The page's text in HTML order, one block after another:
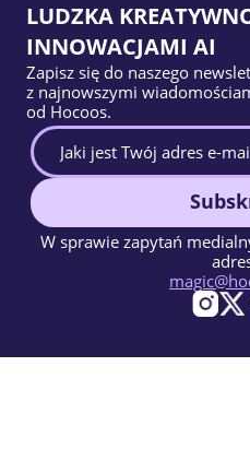
LUDZKA
INNOWACJAMI AI
Zapisz się do naszego
z najnowszymi
od Hocoos.
W sprawie zapytań